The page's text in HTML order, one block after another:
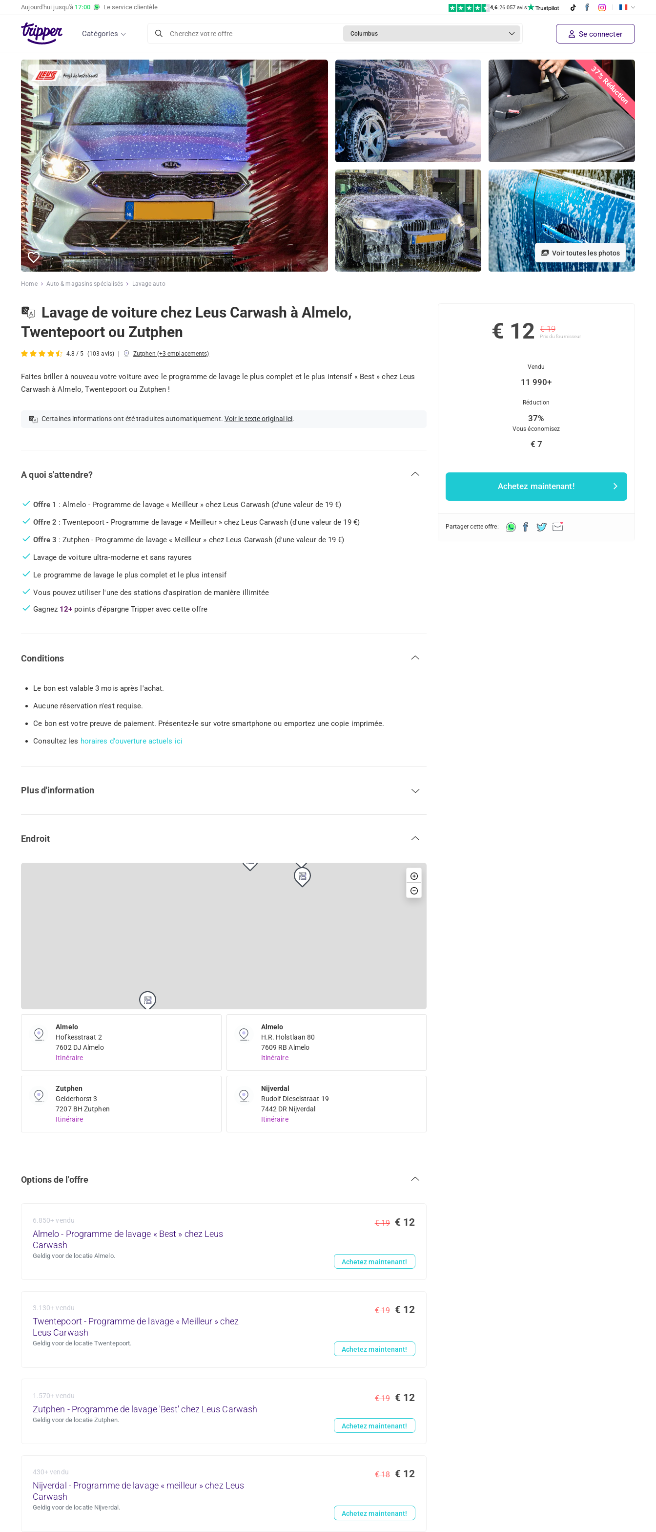
Aujourd'hui jusqu'à 17:00 Le service clientèle 4,6|26 057 avis
Catégories Cherchez votre offre Columbus Se connecter
37% Réduction
Voir toutes les photos
Home Auto & magasins spécialisés Lavage auto
Lavage de voiture chez Leus Carwash à Almelo,
Twentepoort ou Zutphen
4.8 / 5 (103 avis) | Zutphen (+3 emplacements)
Faites briller à nouveau votre voiture avec le programme de lavage le plus complet et le plus intensif « Best » chez Leus
Carwash à Almelo, Twentepoort ou Zutphen !
Certaines informations ont été traduites automatiquement. Voir le texte original ici.
A quoi s'attendre?
Offre 1 : Almelo - Programme de lavage « Meilleur » chez Leus Carwash (d'une valeur de 19 €)
Offre 2 : Twentepoort - Programme de lavage « Meilleur » chez Leus Carwash (d'une valeur de 19 €)
Offre 3 : Zutphen - Programme de lavage « Meilleur » chez Leus Carwash (d'une valeur de 19 €)
Lavage de voiture ultra-moderne et sans rayures
Le programme de lavage le plus complet et le plus intensif
Vous pouvez utiliser l'une des stations d'aspiration de manière illimitée
Gagnez 12+ points d'épargne Tripper avec cette offre
Conditions
Le bon est valable 3 mois après l'achat.
Aucune réservation n'est requise.
Ce bon est votre preuve de paiement. Présentez-le sur votre smartphone ou emportez une copie imprimée.
Consultez les horaires d'ouverture actuels ici
Plus d'information
Endroit
Almelo
Hofkesstraat 2
7602 DJ Almelo
Itinéraire
Almelo
H.R. Holstlaan 80
7609 RB Almelo
Itinéraire
Zutphen
Gelderhorst 3
7207 BH Zutphen
Itinéraire
Nijverdal
Rudolf Dieselstraat 19
7442 DR Nijverdal
Itinéraire
Options de l'offre
6.850+ vendu
Almelo - Programme de lavage « Best » chez Leus
Carwash
Geldig voor de locatie Almelo.
€ 19 € 12
Achetez maintenant!
3.130+ vendu
Twentepoort - Programme de lavage « Meilleur » chez
Leus Carwash
Geldig voor de locatie Twentepoort.
€ 19 € 12
Achetez maintenant!
1.570+ vendu
Zutphen - Programme de lavage 'Best' chez Leus Carwash
Geldig voor de locatie Zutphen.
€ 19 € 12
Achetez maintenant!
430+ vendu
Nijverdal - Programme de lavage « meilleur » chez Leus
Carwash
Geldig voor de locatie Nijverdal.
€ 18 € 12
Achetez maintenant!
€ 12 € 19
Prix ​​du fournisseur
Vendu
11 990+
Réduction
37%
Vous économisez
€ 7
Achetez maintenant!
Partager cette offre: